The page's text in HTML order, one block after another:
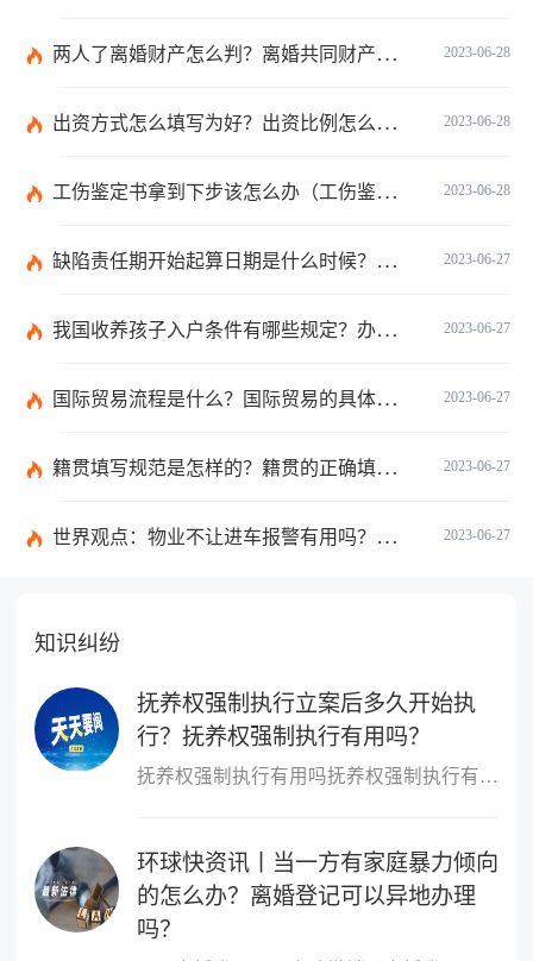
2023-06-28
两人了离婚财产怎么判？离婚共同财产有哪些？_焦点快报
2023-06-28
出资方式怎么填写为好？出资比例怎么填写？
2023-06-28
工伤鉴定书拿到下步该怎么办（工伤鉴定后要是对伤残等级结论不服怎么办）
2023-06-27
缺陷责任期开始起算日期是什么时候？缺陷责任终止证书签发的必要条件是什么？
2023-06-27
我国收养孩子入户条件有哪些规定？办理收养登记的事实收养情况有几种？
2023-06-27
国际贸易流程是什么？国际贸易的具体流程的内容都有哪些？
2023-06-27
籍贯填写规范是怎样的？籍贯的正确填写规范是什么？-天天微动态
2023-06-27
世界观点：物业不让进车报警有用吗？小区不让业主进车该怎么投诉？
知识纠纷
抚养权强制执行立案后多久开始执
行？抚养权强制执行有用吗？
抚养权强制执行有用吗抚养权强制执行有用，抚养权也是可以申请强制
环球快资讯丨当一方有家庭暴力倾向
的怎么办？离婚登记可以异地办理
吗？